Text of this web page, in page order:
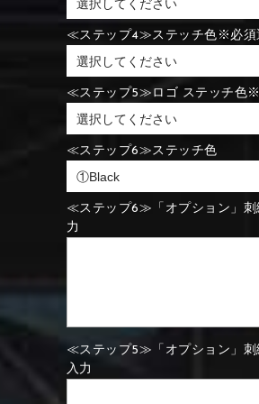
⑮Wine red
⑪Black
⑮Wine red
⑪Black
⑪Blue ⑫Aqua
⑮Rose pink
⑪Blue
⑮Rose pink
≪ステップ4≫ステッチ色※必須
≪ステップ5≫ロゴ ステッチ色
≪ステップ6≫ステッチ色
≪ステップ6≫「オプション」刺
力
≪ステップ5≫「オプション」刺
入力